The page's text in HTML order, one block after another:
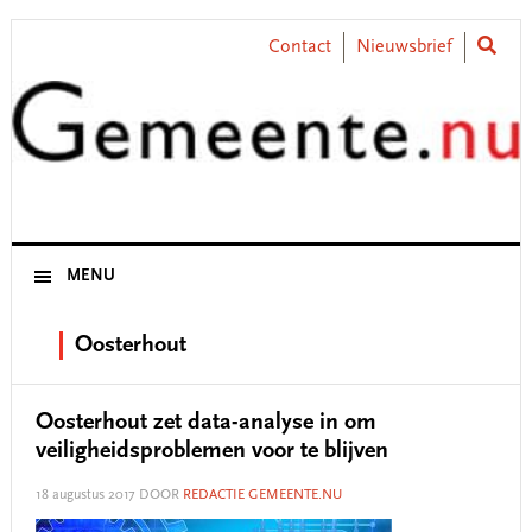
Skip
primary
navigation
Skip
content
Skip
primary
sidebar
Skip
footer
Contact Nieuwsbrief
MENU
Oosterhout
Oosterhout zet data-analyse in om
veiligheidsproblemen voor te blijven
18 augustus 2017 DOOR REDACTIE GEMEENTE.NU